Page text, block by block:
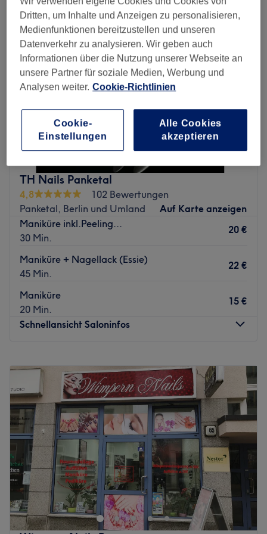
TH Nails Panketal
4,8
102 Bewertungen
Panketal, Berlin und Umland
Auf Karte anzeigen
Maniküre inkl.Peeling...
30 Min.
20 €
Maniküre + Nagellack (Essie)
45 Min.
22 €
Maniküre
20 Min.
15 €
Schnellansicht Saloninfos
Dienstag
09:30 –19:00
Mittwoch
09:30 –19:00
Donnerstag
09:30–19:00
Freitag
09:30
19:00
Samstag
10:00–16:30
Sonntag
Geschlossen
Willkommen bei TH Nails Panketal, deiner top Adresse
für erstklassige Nageldesigns & Nagelpflege in der Nähe
von Berlin. In einladender und gemütlicher Atmosphäre
kannst du entspannen und deine Behandlung genießen.
Buche deinen Termin direkt und einfach über die
Dritten, um Inhalte und Anzeigen zu personalisieren,
Medienfunktionen bereitzustellen und unseren
Datenverkehr zu analysieren. Wir geben auch
Informationen über die Nutzung unserer Webseite an
unsere Partner für soziale Medien, Werbung und
Analysen weiter. Cookie-Richtlinien
Cookie-
Einstellungen
Alle Cookies
akzeptieren